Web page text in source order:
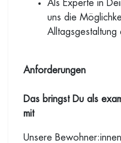
Als Experte in
uns die
Alltagsgestaltung
Anforderungen
Das bringst Du als
mit
Unsere